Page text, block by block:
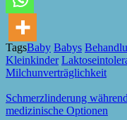
TagsBaby Babys
Kleinkinder
Milchunverträglichkeit
Schmerzlinderung
medizinische Optionen